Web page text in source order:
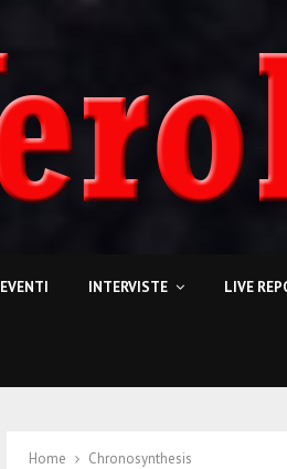
EVENTI INTERVISTE LIVE
Home Chronosynthesis